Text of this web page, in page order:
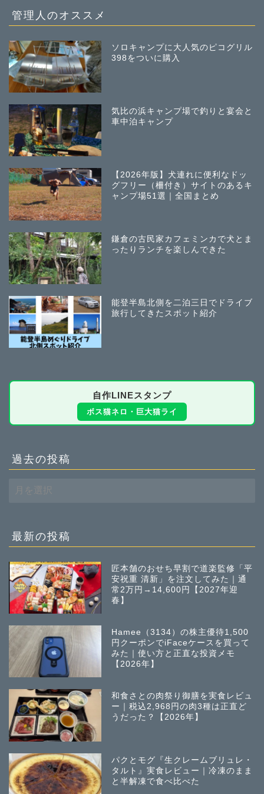
管理人のオススメ
ソロキャンプに大人気のピコグリル
398をついに購入
気比の浜キャンプ場で釣りと宴会と
車中泊キャンプ
【2026年版】犬連れに便利なドッ
グフリー（柵付き）サイトのあるキ
ャンプ場51選｜全国まとめ
鎌倉の古民家カフェミンカで犬とま
ったりランチを楽しんできた
能登半島北側を二泊三日でドライブ
旅行してきたスポット紹介
自作LINEスタンプ
ボス猫ネロ・巨大猫ライ
過去の投稿
去
稿
最新の投稿
匠本舗のおせち早割で道楽監修「平
安祝重 清新」を注文してみた｜通
常2万円→14,600円【2027年迎
春】
Hamee（3134）の株主優待1,500
円クーポンでiFaceケースを買って
みた｜使い方と正直な投資メモ
【2026年】
和食さとの肉祭り御膳を実食レビュ
ー｜税込2,968円の肉3種は正直ど
うだった？【2026年】
パクとモグ『生クレームブリュレ・
タルト』実食レビュー｜冷凍のまま
と半解凍で食べ比べた